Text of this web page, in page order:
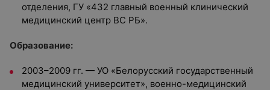
отделения, ГУ «432 главный военный клинический
медицинский центр ВС РБ».
Образование:
2003–2009 гг. — УО «Белорусский государственный
медицинский университет», военно-медицинский